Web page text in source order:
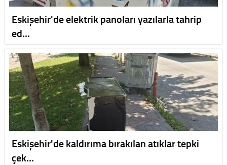
Eskişehir'de elektrik panoları yazılarla tahrip
ed…
Eskişehir'de kaldırıma bırakılan atıklar tepki
çek…